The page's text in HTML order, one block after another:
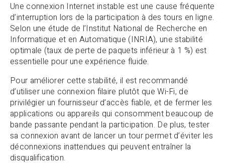
Une connexion Internet instable est une cause fréquente
d’interruption lors de la participation à des tours en ligne.
Selon une étude de l’Institut National de Recherche en
Informatique et en Automatique (INRIA), une stabilité
optimale (taux de perte de paquets inférieur à 1 %) est
essentielle pour une expérience fluide.
Pour améliorer cette stabilité, il est recommandé
d’utiliser une connexion filaire plutôt que Wi-Fi, de
privilégier un fournisseur d’accès fiable, et de fermer les
applications ou appareils qui consomment beaucoup de
bande passante pendant la participation. De plus, tester
sa connexion avant de lancer un tour permet d’éviter les
déconnexions inattendues qui peuvent entraîner la
disqualification.